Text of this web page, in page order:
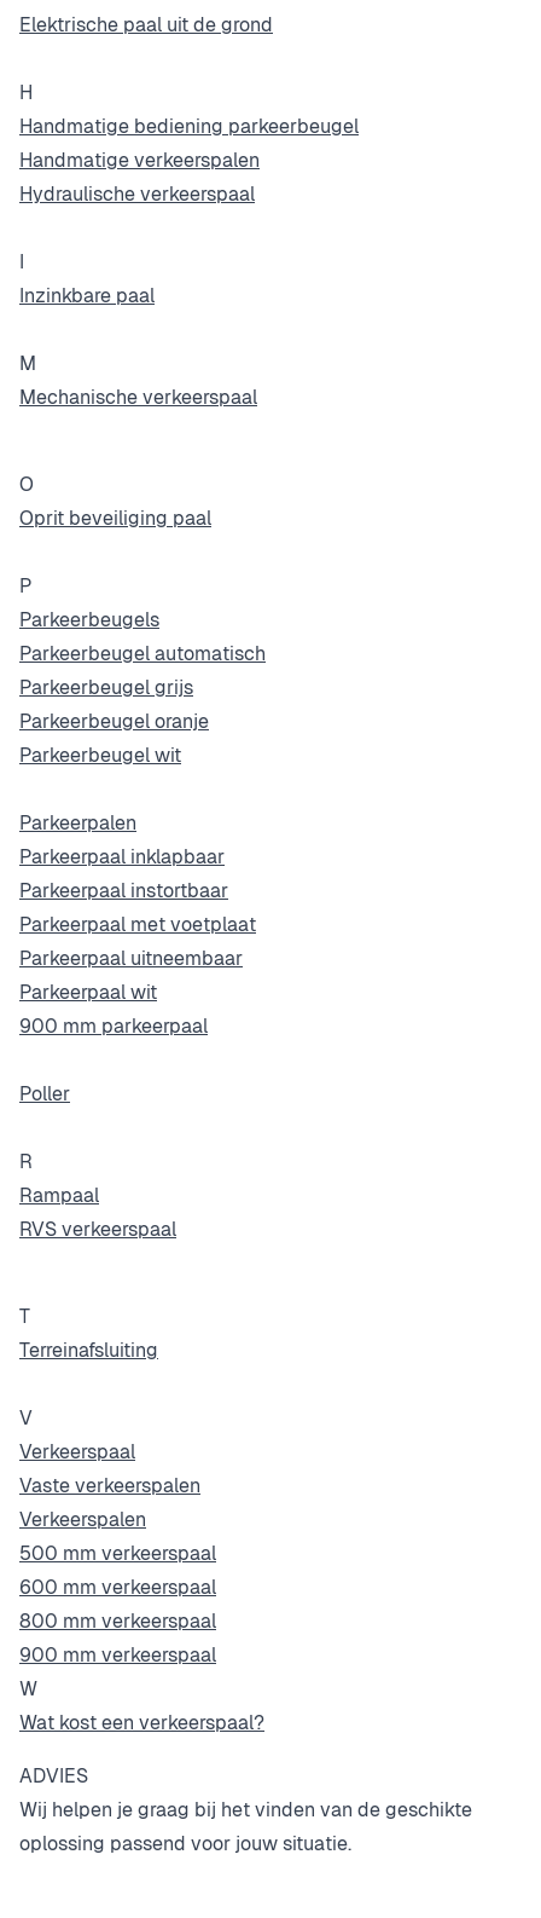
Elektrische paal uit de grond
H
Handmatige bediening parkeerbeugel
Handmatige verkeerspalen
Hydraulische verkeerspaal
I
Inzinkbare paal
M
Mechanische verkeerspaal
O
Oprit beveiliging paal
P
Parkeerbeugels
Parkeerbeugel automatisch
Parkeerbeugel grijs
Parkeerbeugel oranje
Parkeerbeugel wit
Parkeerpalen
Parkeerpaal inklapbaar
Parkeerpaal instortbaar
Parkeerpaal met voetplaat
Parkeerpaal uitneembaar
Parkeerpaal wit
900 mm parkeerpaal
Poller
R
Rampaal
RVS verkeerspaal
T
Terreinafsluiting
V
Verkeerspaal
Vaste verkeerspalen
Verkeerspalen
500 mm verkeerspaal
600 mm verkeerspaal
800 mm verkeerspaal
900 mm verkeerspaal
W
Wat kost een verkeerspaal?
ADVIES
Wij helpen je graag bij het vinden van de geschikte
oplossing passend voor jouw situatie.